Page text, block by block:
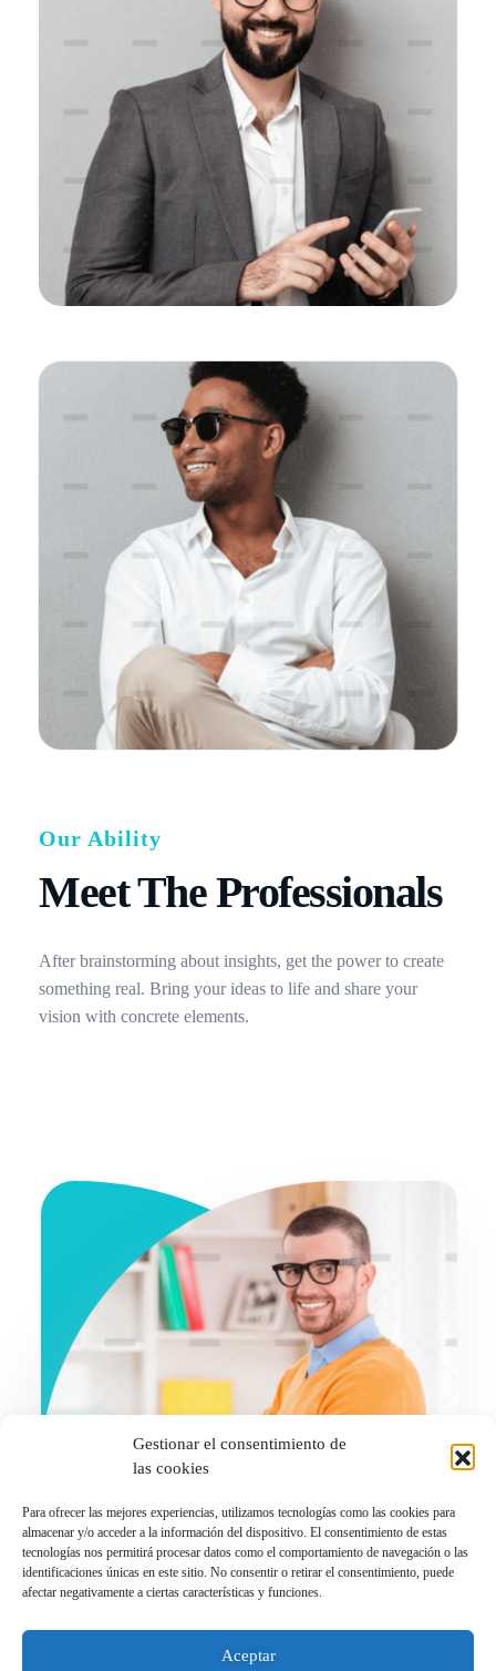
Gestionar el consentimiento de
las cookies
Para ofrecer las mejores experiencias, utilizamos tecnologías como las cookies para
almacenar y/o acceder a la información del dispositivo. El consentimiento de estas
tecnologías nos permitirá procesar datos como el comportamiento de navegación o las
identificaciones únicas en este sitio. No consentir o retirar el consentimiento, puede
afectar negativamente a ciertas características y funciones.
Aceptar
Leo Cooper
CEO, Colabrio Media
Stephan Lawrence
CEO, Colabrio Media
Our Ability
Meet The Professionals
After brainstorming about insights, get the power to create
something real. Bring your ideas to life and share your
vision with concrete elements.
© 2026 Activemur. Todos los derechos reservados